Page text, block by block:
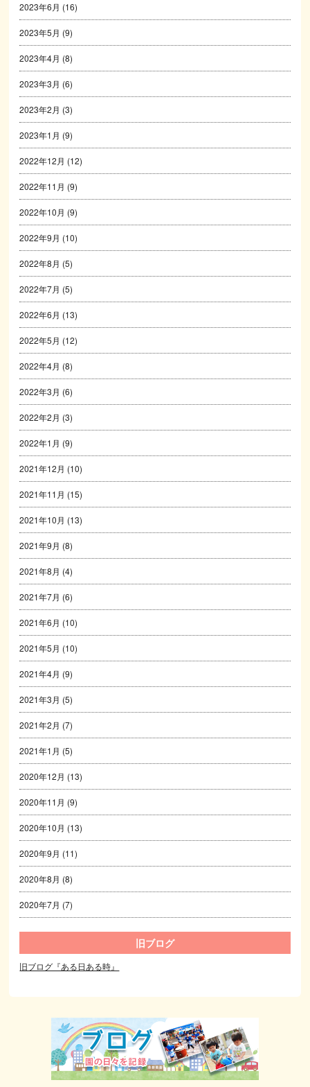
2023年6月 (16)
2023年5月 (9)
2023年4月 (8)
2023年3月 (6)
2023年2月 (3)
2023年1月 (9)
2022年12月 (12)
2022年11月 (9)
2022年10月 (9)
2022年9月 (10)
2022年8月 (5)
2022年7月 (5)
2022年6月 (13)
2022年5月 (12)
2022年4月 (8)
2022年3月 (6)
2022年2月 (3)
2022年1月 (9)
2021年12月 (10)
2021年11月 (15)
2021年10月 (13)
2021年9月 (8)
2021年8月 (4)
2021年7月 (6)
2021年6月 (10)
2021年5月 (10)
2021年4月 (9)
2021年3月 (5)
2021年2月 (7)
2021年1月 (5)
2020年12月 (13)
2020年11月 (9)
2020年10月 (13)
2020年9月 (11)
2020年8月 (8)
2020年7月 (7)
旧ブログ
旧ブログ『ある日ある時』